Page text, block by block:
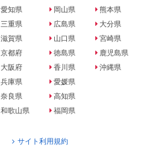
愛知県
三重県
滋賀県
京都府
大阪府
兵庫県
奈良県
和歌山県
岡山県
広島県
山口県
徳島県
香川県
愛媛県
高知県
福岡県
熊本県
大分県
宮崎県
鹿児島県
沖縄県
サイト利用規約